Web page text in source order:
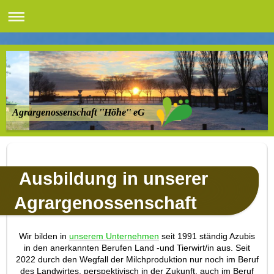
Agrargenossenschaft ''Höhe'' eG
Ausbildung in unserer
Agrargenossenschaft
Wir bilden in unserem Unternehmen seit 1991 ständig Azubis
in den anerkannten Berufen Land -und Tierwirt/in aus. Seit
2022 durch den Wegfall der Milchproduktion nur noch im Beruf
des Landwirtes, perspektivisch in der Zukunft, auch im Beruf